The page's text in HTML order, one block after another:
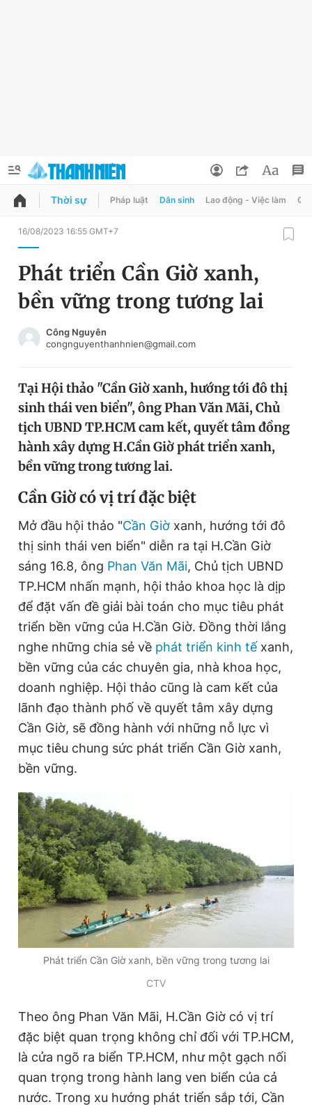
QUẢNG CÁO
Chuyên mục
Chuyên mục khác
Tin thị trường Tin 360
Video Magazine
Sản phẩm khác
Tiện ích Bạn cần biết
Thông tin tòa soạn Liên hệ quảng cáo
Đọc Thanh Niên trên điện thoại
Theo dõi báo trên
Hotline
0906 645 777
Đặt báo Quảng cáo RSS Tòa soạn Chính sách bảo
Tổng biên tập: Nguyễn Ngọc Toàn
Phó tổng biên tập thường trực: Hải Thành
Phó tổng biên tập: Lâm Hiếu Dũng
Phó tổng biên tập: Trần Việt Hưng
Tổng thư ký tòa soạn: Đức Trung
Giấy phép xuất bản số 110/GP - BTTTT cấp ngày 24.3.2020
© 2003-2026 Bản quyền thuộc về Báo Thanh Niên. Cấm sao
bản. Phát triển bởi ePi Technologies, JSC.
Đổi mật khẩu
Tin đã lưu
Tin đã xem
Đăng xuất
Thời sự Pháp luật Dân sinh Lao động - Việc làm
16/08/2023 16:55 GMT+7
Phát triển Cần Giờ xanh,
bền vững trong tương lai
Công Nguyên
congnguyenthanhnien@gmail.com
Tại Hội thảo "Cần Giờ xanh, hướng tới đô thị
sinh thái ven biển", ông Phan Văn Mãi, Chủ
tịch UBND TP.HCM cam kết, quyết tâm đồng
hành xây dựng H.Cần Giờ phát triển xanh,
bền vững trong tương lai.
Cần Giờ có vị trí đặc biệt
Mở đầu hội thảo "Cần Giờ xanh, hướng tới đô
thị sinh thái ven biển" diễn ra tại H.Cần Giờ
sáng 16.8, ông Phan Văn Mãi, Chủ tịch UBND
TP.HCM nhấn mạnh, hội thảo khoa học là dịp
để đặt vấn đề giải bài toán cho mục tiêu phát
triển bền vững của H.Cần Giờ. Đồng thời lắng
nghe những chia sẻ về phát triển kinh tế xanh,
bền vững của các chuyên gia, nhà khoa học,
doanh nghiệp. Hội thảo cũng là cam kết của
lãnh đạo thành phố về quyết tâm xây dựng
Cần Giờ, sẽ đồng hành với những nỗ lực vì
mục tiêu chung sức phát triển Cần Giờ xanh,
bền vững.
Phát triển Cần Giờ xanh, bền vững trong tương lai
CTV
Theo ông Phan Văn Mãi, H.Cần Giờ có vị trí
đặc biệt quan trọng không chỉ đối với TP.HCM,
là cửa ngõ ra biển TP.HCM, như một gạch nối
quan trọng trong hành lang ven biển của cả
nước. Trong xu hướng phát triển sắp tới, Cần